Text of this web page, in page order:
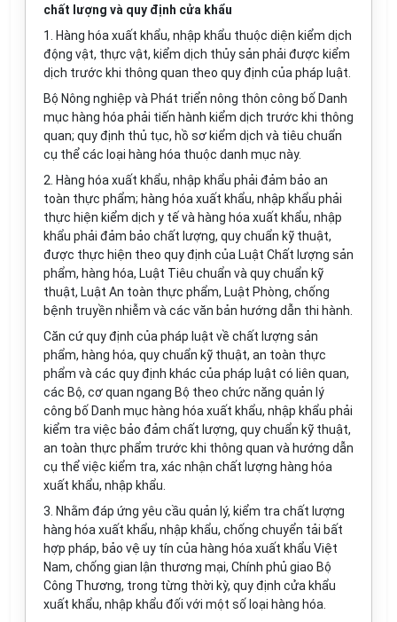
chất lượng và quy định cửa khẩu
1. Hàng hóa xuất khẩu, nhập khẩu thuộc diện kiểm dịch
động vật, thực vật, kiểm dịch thủy sản phải được kiểm
dịch trước khi thông quan theo quy định của pháp luật.
Bộ Nông nghiệp và Phát triển nông thôn công bố Danh
mục hàng hóa phải tiến hành kiểm dịch trước khi thông
quan; quy định thủ tục, hồ sơ kiểm dịch và tiêu chuẩn
cụ thể các loại hàng hóa thuộc danh mục này.
2. Hàng hóa xuất khẩu, nhập khẩu phải đảm bảo an
toàn thực phẩm; hàng hóa xuất khẩu, nhập khẩu phải
thực hiện kiểm dịch y tế và hàng hóa xuất khẩu, nhập
khẩu phải đảm bảo chất lượng, quy chuẩn kỹ thuật,
được thực hiện theo quy định của Luật Chất lượng sản
phẩm, hàng hóa, Luật Tiêu chuẩn và quy chuẩn kỹ
thuật, Luật An toàn thực phẩm, Luật Phòng, chống
bệnh truyền nhiễm và các văn bản hướng dẫn thi hành.
Căn cứ quy định của pháp luật về chất lượng sản
phẩm, hàng hóa, quy chuẩn kỹ thuật, an toàn thực
phẩm và các quy định khác của pháp luật có liên quan,
các Bộ, cơ quan ngang Bộ theo chức năng quản lý
công bố Danh mục hàng hóa xuất khẩu, nhập khẩu phải
kiểm tra việc bảo đảm chất lượng, quy chuẩn kỹ thuật,
an toàn thực phẩm trước khi thông quan và hướng dẫn
cụ thể việc kiểm tra, xác nhận chất lượng hàng hóa
xuất khẩu, nhập khẩu.
3. Nhằm đáp ứng yêu cầu quản lý, kiểm tra chất lượng
hàng hóa xuất khẩu, nhập khẩu, chống chuyển tải bất
hợp pháp, bảo vệ uy tín của hàng hóa xuất khẩu Việt
Nam, chống gian lận thương mại, Chính phủ giao Bộ
Công Thương, trong từng thời kỳ, quy định cửa khẩu
xuất khẩu, nhập khẩu đối với một số loại hàng hóa.